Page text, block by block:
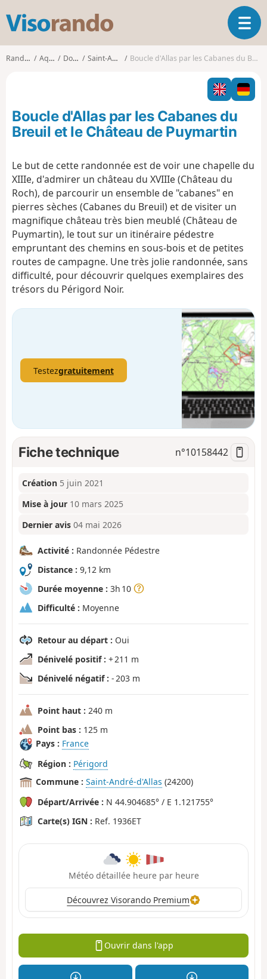
s
o
O
u
i
r
l
i
Randonnées Aquitaine Dordogne Saint-André-d'Allas Boucle d'Allas par les Cabanes du Breuil et le Château de Puymartin
Boucle d'Allas par les Cabanes du
Breuil et le Château de Puymartin
Le but de cette randonnée est de voir une chapelle du
XIIIe, d'admirer un château du XVIIIe (Château du
Roch), de parcourir un ensemble de "cabanes" en
pierres sèches (Cabanes du Breuil) et de visiter un
magnifique château très bien meublé (Château de
Puymartin), le tout sur un itinéraire pédestre
empruntant des chemins en sous-bois et de petites
routes de campagne. Une très jolie randonnée, sans
difficulté, pour découvrir quelques exemplaires des
trésors du Périgord Noir.
Testezgratuitement
Fiche technique n°10158442
Création 5 juin 2021
Mise à jour 10 mars 2025
Dernier avis 04 mai 2026
Activité : Randonnée Pédestre
Distance : 9,12 km
Durée moyenne : 3h 10
Difficulté : Moyenne
Retour au départ : Oui
Dénivelé positif : + 211 m
Dénivelé négatif : - 203 m
Point haut : 240 m
Point bas : 125 m
Pays : France
Région : Périgord
Commune : Saint-André-d'Allas (24200)
Départ/Arrivée : N 44.904685° / E 1.121755°
Carte(s) IGN : Ref. 1936ET
Météo détaillée heure par heure
Découvrez Visorando Premium
Ouvrir dans l'app